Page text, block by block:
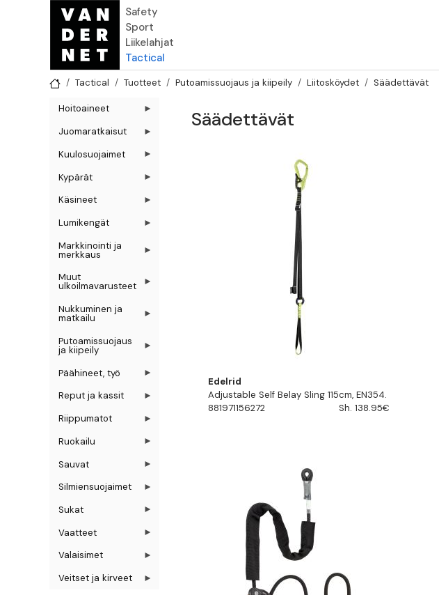
Hyppää pääsisältöön
Safety
Sport
Liikelahjat
Tactical
Tactical Tuotteet Putoamissuojaus ja kiipeily Liitosköydet Säädettävät
Säädettävät
Edelrid
Adjustable Self Belay Sling 115cm, EN354.
881971156272
Sh. 138.95€
Hoitoaineet
Juomaratkaisut
Kuulosuojaimet
Kypärät
Käsineet
Lumikengät
Markkinointi ja
merkkaus
Muut
ulkoilmavarusteet
Nukkuminen ja
matkailu
Putoamissuojaus
ja kiipeily
Päähineet, työ
Reput ja kassit
Riippumatot
Ruokailu
Sauvat
Silmiensuojaimet
Sukat
Vaatteet
Valaisimet
Veitset ja kirveet